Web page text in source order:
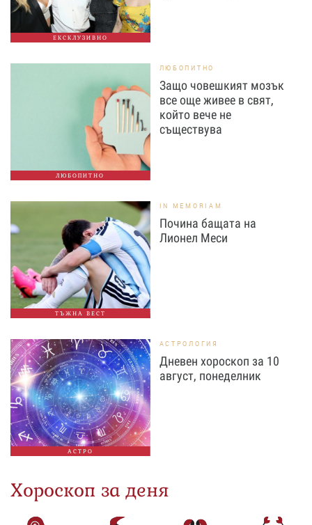
ЕКСКЛУЗИВНО
ЛЮБОПИТНО
ЛЮБОПИТНО
Защо човешкият мозък
все още живее в свят,
който вече не
съществува
ТЪЖНА ВЕСТ
IN MEMORIAM
Почина бащата на
Лионел Меси
АСТРО
АСТРОЛОГИЯ
Дневен хороскоп за 10
август, понеделник
Хороскоп за деня